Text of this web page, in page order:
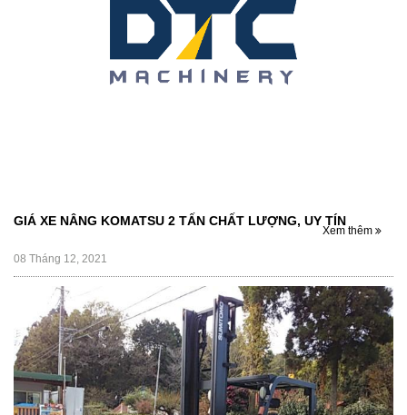
GIÁ XE NÂNG KOMATSU 2 TẤN CHẤT LƯỢNG, UY TÍN
08 Tháng 12, 2021
Xem thêm